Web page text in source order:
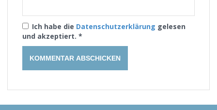
Ich habe die Datenschutzerklärung gelesen
und akzeptiert. *